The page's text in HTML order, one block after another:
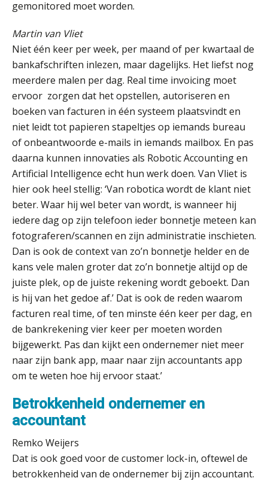
gemonitored moet worden.
Martin van Vliet
Niet één keer per week, per maand of per kwartaal de
bankafschriften inlezen, maar dagelijks. Het liefst nog
meerdere malen per dag. Real time invoicing moet
ervoor zorgen dat het opstellen, autoriseren en
boeken van facturen in één systeem plaatsvindt en
niet leidt tot papieren stapeltjes op iemands bureau
of onbeantwoorde e-mails in iemands mailbox. En pas
daarna kunnen innovaties als Robotic Accounting en
Artificial Intelligence echt hun werk doen. Van Vliet is
hier ook heel stellig: ‘Van robotica wordt de klant niet
beter. Waar hij wel beter van wordt, is wanneer hij
iedere dag op zijn telefoon ieder bonnetje meteen kan
fotograferen/scannen en zijn administratie inschieten.
Dan is ook de context van zo’n bonnetje helder en de
kans vele malen groter dat zo’n bonnetje altijd op de
juiste plek, op de juiste rekening wordt geboekt. Dan
is hij van het gedoe af.’ Dat is ook de reden waarom
facturen real time, of ten minste één keer per dag, en
de bankrekening vier keer per moeten worden
bijgewerkt. Pas dan kijkt een ondernemer niet meer
naar zijn bank app, maar naar zijn accountants app
om te weten hoe hij ervoor staat.’
Betrokkenheid ondernemer en
accountant
Remko Weijers
Dat is ook goed voor de customer lock-in, oftewel de
betrokkenheid van de ondernemer bij zijn accountant.